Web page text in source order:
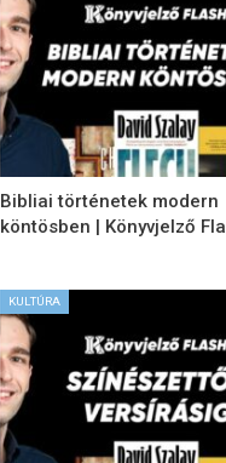
Bibliai történetek modern
köntösben | Könyvjelző
KULTÚRA